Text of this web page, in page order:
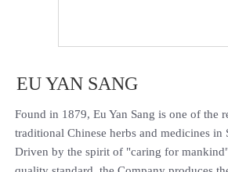
EU YAN SANG
Found in 1879, Eu Yan Sang is one of the
traditional Chinese herbs and medicines in
Driven by the spirit of "caring for